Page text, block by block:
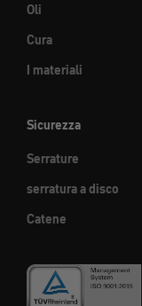
Oli
Cura
I materiali
Sicurezza
Serrature
serratura a disco
Catene